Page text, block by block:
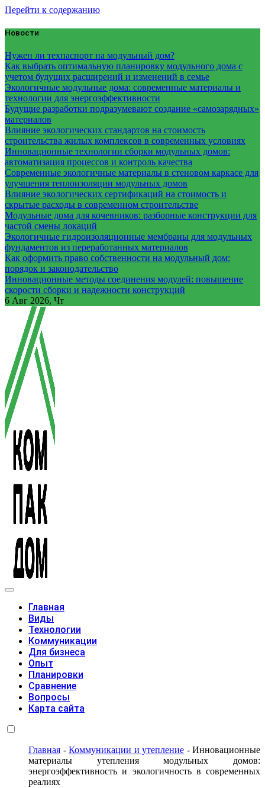
Перейти к содержанию
Новости
Нужен ли техпаспорт на модульный дом?
Как выбрать оптимальную планировку модульного дома с
учетом будущих расширений и изменений в семье
Экологичные модульные дома: современные материалы и
технологии для энергоэффективности
Будущие разработки подразумевают создание «самозарядных»
материалов
Влияние экологических стандартов на стоимость
строительства жилых комплексов в современных условиях
Инновационные технологии сборки модульных домов:
автоматизация процессов и контроль качества
Современные экологичные материалы в стеновом каркасе для
улучшения теплоизоляции модульных домов
Влияние экологических сертификаций на стоимость и
скрытые расходы в современном строительстве
Модульные дома для кочевников: разборные конструкции для
частой смены локаций
Экологичные гидроизоляционные мембраны для модульных
фундаментов из переработанных материалов
Как оформить право собственности на модульный дом:
порядок и законодательство
Инновационные методы соединения модулей: повышение
скорости сборки и надежности конструкций
6 Авг 2026, Чт
Главная
Виды
Технологии
Коммуникации
Для бизнеса
Опыт
Планировки
Сравнение
Вопросы
Карта сайта
Главная - Коммуникации и утепление - Инновационные
материалы утепления модульных домов:
энергоэффективность и экологичность в современных
реалиях